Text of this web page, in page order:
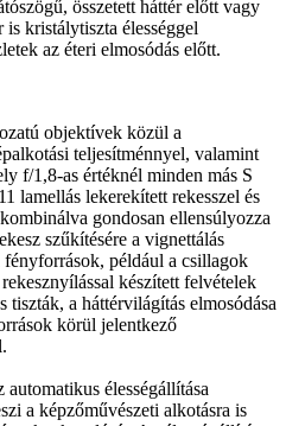
összetett háttér előtt vagy
kristálytiszta élességgel
az éteri elmosódás előtt.
objektívek közül a
teljesítménnyel, valamint
f/1,8-as értéknél minden más S
lamellás lekerekített rekesszel és
gondosan ellensúlyozza
szűkítésére a vignettálás
például a csillagok
készített felvételek
tiszták, a háttérvilágítás elmosódása
körül jelentkező
élességállítása
a képzőművészeti alkotásra is